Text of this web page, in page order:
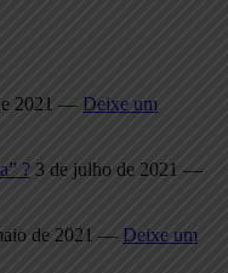
2021 — Deixe um
? 3 de julho de 2021 —
de 2021 — Deixe um